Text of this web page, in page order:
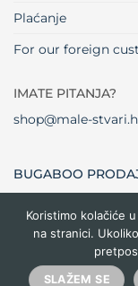
Plaćanje
For our foreign
IMATE PITANJA?
shop@male-
BUGABOO
Visa
Copyright
Koristimo kolačiće
na stranici.
SLAŽEM SE